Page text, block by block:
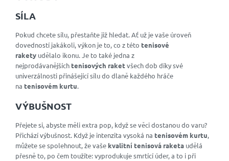
SÍLA
Pokud chcete sílu, přestaňte již hledat. Ať už je vaše úroveň
dovedností jakákoli, výkon je to, co z této tenisové
rakety udělalo ikonu. Je to také jedna z
nejprodávanějšíchtenisových raketvšech dob díky své
univerzálnosti přinášející sílu do dlaně každého hráče
na tenisovém kurtu.
VÝBUŠNOST
Přejete si, abyste měli extra pop, když se věci dostanou do varu?
Přichází výbušnost. Když je intenzita vysoká na tenisovém kurtu,
můžete se spolehnout, že vaše kvalitní tenisová raketa udělá
přesně to, po čem toužíte: vyprodukuje smrtící úder, a to i při